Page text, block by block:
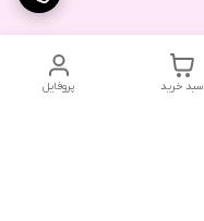
پروفایل سبد خرید